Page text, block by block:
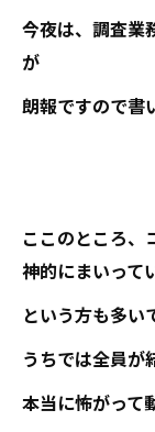
今夜は、調査業
が
朗報ですので書
ここのところ、
神的にまいって
という方も多い
うちでは全員が
本当に怖がって